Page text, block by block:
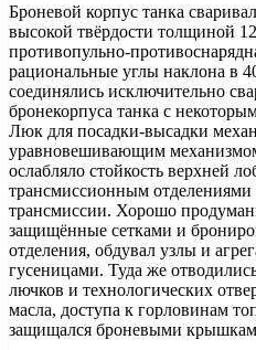
Броневой корпус танка
высокой твёрдости толщиной
противопульно-
рациональные углы наклона в
соединялись исключительно
бронекорпуса танка с
Люк для посадки-высадки
уравновешивающим
ослабляло стойкость верхней
трансмиссионным
трансмиссии. Хорошо
защищённые сетками и
отделения, обдувал узлы и
гусеницами. Туда же
лючков и технологических
масла, доступа к горловинам
защищался броневыми